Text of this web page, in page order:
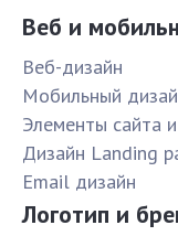
Веб и
Веб-дизайн
Мобильный
Элементы сайта
Дизайн Landing
Email дизайн
Логотип и